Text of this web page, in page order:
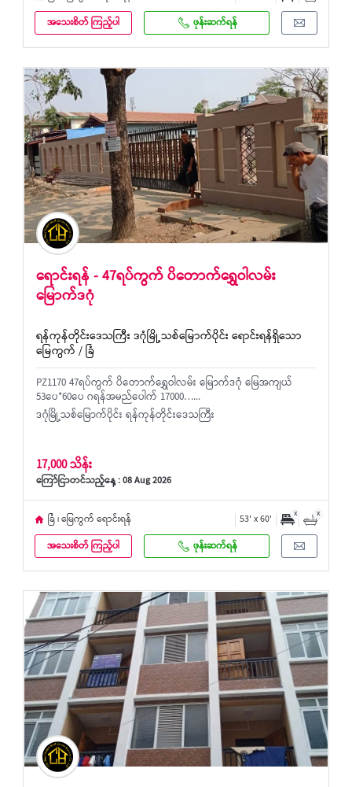
အသေးစိတ် ကြည့်ပါ
ဖုန်းဆက်ရန်
ရောင်းရန် - 47ရပ်ကွက် ပိတောက်ရွှေဝါလမ်း
မြောက်ဒဂုံ
ရန်ကုန်တိုင်းဒေသကြီး ဒဂုံမြို့သစ်မြောက်ပိုင်း ရောင်းရန်ရှိသော
မြေကွက် / ခြံ
PZ1170 47ရပ်ကွက် ပိတောက်ရွှေဝါလမ်း မြောက်ဒဂုံ မြေအကျယ်
53ပေ*60ပေ ဂရန်အမည်ပေါက် 17000…...
ဒဂုံမြို့သစ်မြောက်ပိုင်း ရန်ကုန်တိုင်းဒေသကြီး
17,000 သိန်း
ကြော်ငြာတင်သည့်နေ့ : 08 Aug 2026
ခြံ ၊ မြေကွက် ရောင်းရန် 53' x 60' x x
အသေးစိတ် ကြည့်ပါ ဖုန်းဆက်ရန်